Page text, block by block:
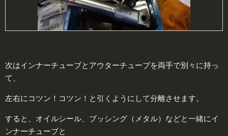
次はインナーチューブとアウターチューブを両手で別々に持っ
て、
左右にコツン！コツン！と引くようにして分離させます。
すると、オイルシール、ブッシング（メタル）などと一緒にイ
ンナーチューブと